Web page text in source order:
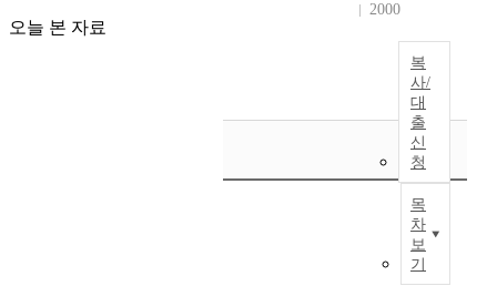
오늘 본 자료
2000
복
사/
대
출
신
청
목
차
보
기